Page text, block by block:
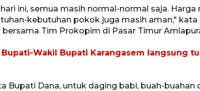
ini, semua masih normal-normal saja.
kebutuhan pokok juga masih aman," kata
bersama Tim Prokopim di Pasar Timur
Bupati-Wakil Bupati Karangasem langsung
Bupati Dana, untuk daging babi, buah-buahan